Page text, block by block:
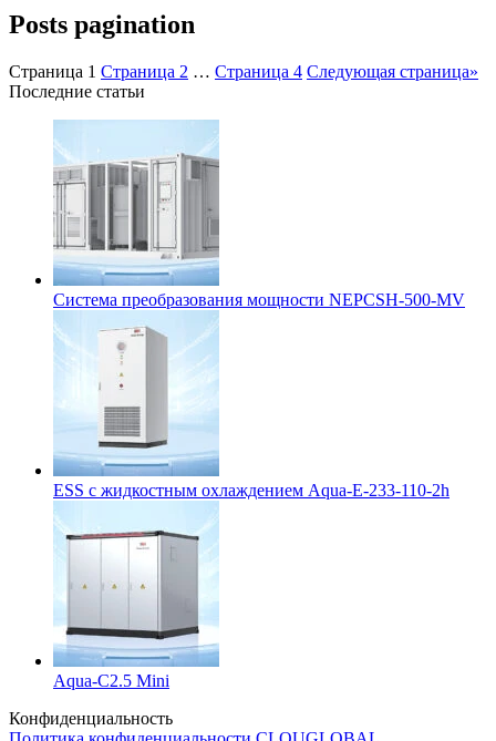
Posts pagination
Страница 1 Страница 2 … Страница 4 Следующая страница»
Последние статьи
Система преобразования мощности NEPCSH-500-MV
ESS с жидкостным охлаждением Aqua-E-233-110-2h
Aqua-C2.5 Mini
Конфиденциальность